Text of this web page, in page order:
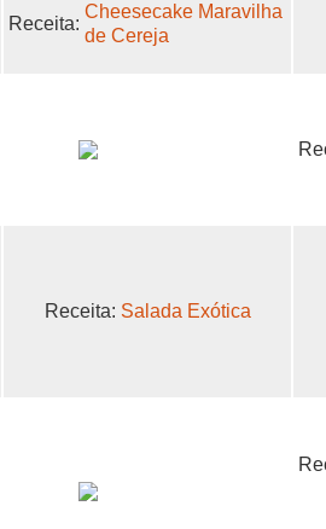
Receita:
Cheesecake Maravilha
de Cereja
Receita: Salada Exótica